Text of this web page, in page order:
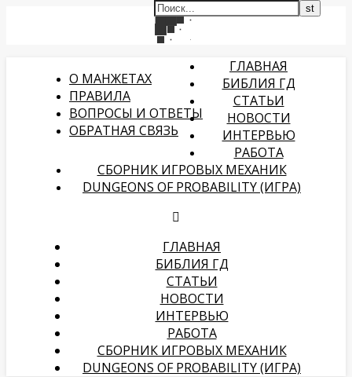
О МАНЖЕТАХ
ПРАВИЛА
ВОПРОСЫ И ОТВЕТЫ
ОБРАТНАЯ СВЯЗЬ
ГЛАВНАЯ
БИБЛИЯ ГД
СТАТЬИ
НОВОСТИ
ИНТЕРВЬЮ
РАБОТА
СБОРНИК ИГРОВЫХ МЕХАНИК
DUNGEONS OF PROBABILITY (ИГРА)
ГЛАВНАЯ
БИБЛИЯ ГД
СТАТЬИ
НОВОСТИ
ИНТЕРВЬЮ
РАБОТА
СБОРНИК ИГРОВЫХ МЕХАНИК
DUNGEONS OF PROBABILITY (ИГРА)